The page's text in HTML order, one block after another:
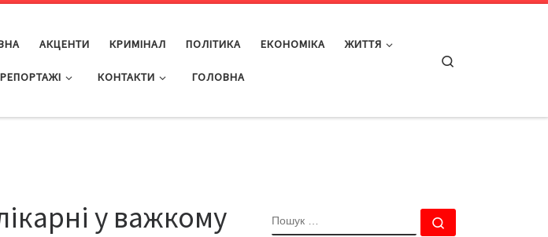
АКЦЕНТИ КРИМІНАЛ ПОЛІТИКА ЕКОНОМІКА ЖИТТЯ
КОНТАКТИ ГОЛОВНА
у важкому
ПОШУК